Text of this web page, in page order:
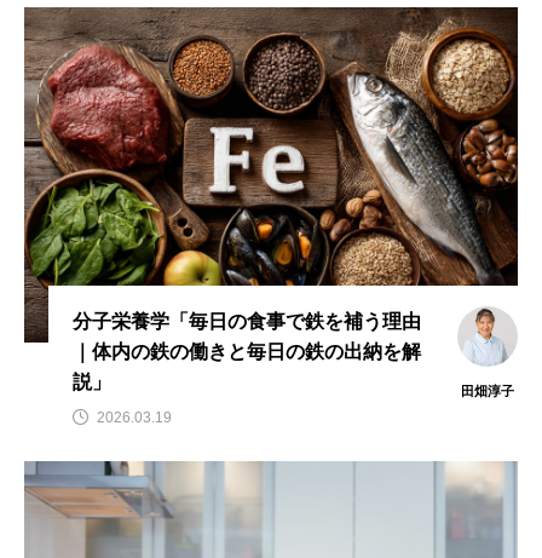
分子栄養学「金子メソッド（Kan
eko’s method）とは？血液デー
タ解析に基づく個別化栄養療法」
2026.01.16
子供の栄養「現代の子どもたち
必要なビタミンB群：その重要
と効果的な摂取方法」
2024.08.26
TAG LIST
CoQ10 DHA EPA α-リポ酸
αリポ酸 オメガ3・EPA
オメガ3・EPA・DHA カリウム カルシウム
クロム グルタミン
タンパク質
パントテン酸
分子栄養学「毎日の食事で鉄を補う理由
｜体内の鉄の働きと毎日の鉄の出納を解
説」
田畑淳子
2026.03.19